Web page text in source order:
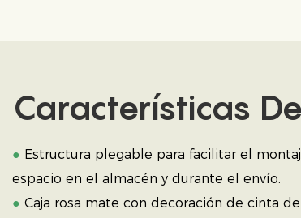
Características
● Estructura plegable para facilitar el
espacio en el almacén y durante el envío.
● Caja rosa mate con decoración de cinta